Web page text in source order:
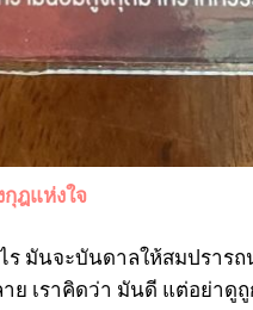
กุฎแห่งใจ
มันจะบันดาลให้สมปราร
ย เราคิดว่า มันดี แต่อย่าดู